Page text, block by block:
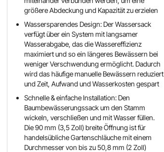
größere Abdeckung und Kapazität zu erzielen
Wassersparendes Design: Der Wassersack
verfügt über ein System mit langsamer
Wasserabgabe, das die Wassereffizienz
maximiert und so ein längeres Bewässern bei
weniger Verschwendung ermöglicht. Dadurch
wird das häufige manuelle Bewässern reduziert
und Zeit, Aufwand und Wasserkosten gespart
Schnelle & einfache Installation: Den
Baumbewässerungssack um den Stamm
wickeln, verschließen und mit Wasser füllen.
Die 90 mm (3,5 Zoll) breite Öffnung ist für
handelsübliche Gartenschläuche mit einem
Durchmesser von bis zu 50,8 mm (2 Zoll)